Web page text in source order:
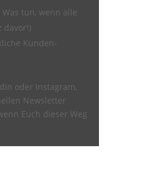
Was tun, wenn alle
davor!)
Kunden-
oder Instagram,
Newsletter
Euch dieser Weg